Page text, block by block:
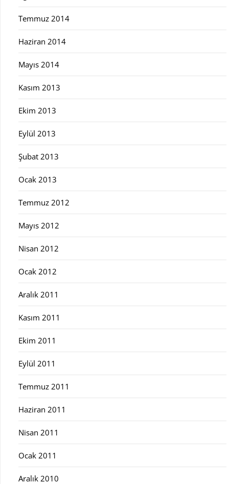
Temmuz 2014
Haziran 2014
Mayıs 2014
Kasım 2013
Ekim 2013
Eylül 2013
Şubat 2013
Ocak 2013
Temmuz 2012
Mayıs 2012
Nisan 2012
Ocak 2012
Aralık 2011
Kasım 2011
Ekim 2011
Eylül 2011
Temmuz 2011
Haziran 2011
Nisan 2011
Ocak 2011
Aralık 2010